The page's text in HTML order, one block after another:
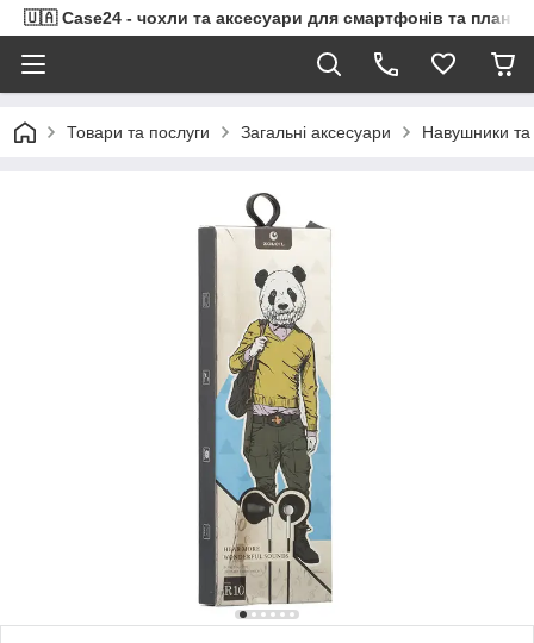
🇺🇦 Case24 - чохли та аксесуари для смартфонів та
Товари та послуги Загальні аксесуари Навушники та